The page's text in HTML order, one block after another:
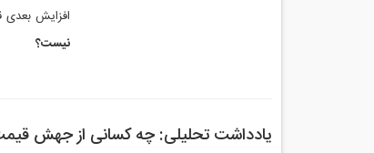
افزایش
نیست؟
یادداشت تحلیلی: چه کسانی از جهش